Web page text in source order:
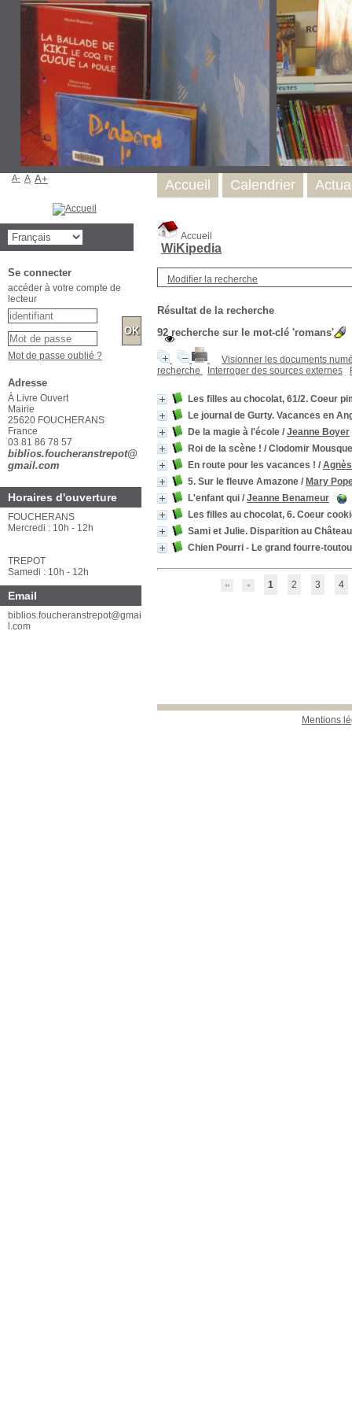
Accueil
WiKipedia
Modifier la recherche
Résultat de la recherche
92 recherche sur le mot-clé 'romans'
Visionner les documents
recherche
Interroger des sources externes
Les filles au chocolat, 61/2. Coeur
Le journal de Gurty. Vacances en
De la magie à l'école / Jeanne Boyer
Roi de la scène ! / Clodomir
En route pour les vacances ! /
5. Sur le fleuve Amazone / Mary
L'enfant qui / Jeanne Benameur
Les filles au chocolat, 6. Coeur
Sami et Julie. Disparition au
Chien Pourri - Le grand fourre-
1 2 3 4
Mentions
Accueil Calendrier
A- A A+
Se connecter
accéder à votre compte de
lecteur
Mot de passe oublié ?
Adresse
À Livre Ouvert
Mairie
25620 FOUCHERANS
France
03 81 86 78 57
biblios.foucheranstrepot@
gmail.com
Horaires d'ouverture
FOUCHERANS
Mercredi : 10h - 12h
TREPOT
Samedi : 10h - 12h
Email
biblios.foucheranstrepot@gmai
l.com